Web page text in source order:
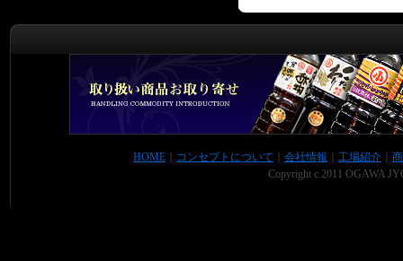
HOME コンセプトについて 会社情報 工場紹介
Copyright c 2011 OGAWA